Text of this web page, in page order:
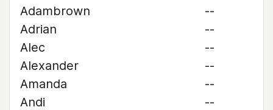
Adambrown
--
Adrian
--
Alec
--
Alexander
--
Amanda
--
Andi
--